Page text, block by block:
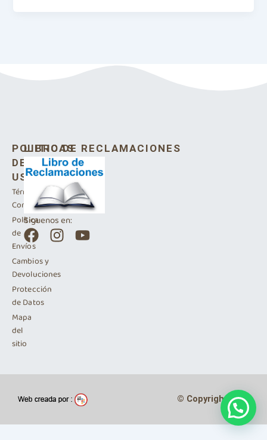
POLITICAS
DE
USO
Términos y
Condiciones
Política
de
Envíos
Cambios y
Devoluciones
Protección
de Datos
Mapa
del
sitio
LIBRO DE RECLAMACIONES
Siguenos en:
F
a
c
e
b
o
o
I
n
t
Y
© Copyright 2024